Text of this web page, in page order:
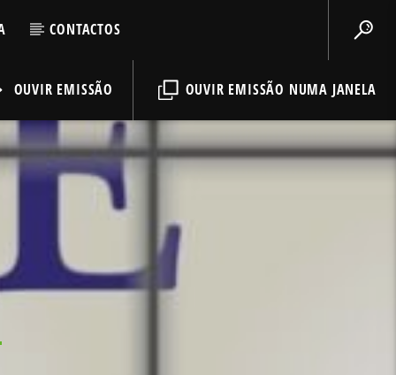
CONTACTOS
OUVIR EMISSÃO NUMA JANELA
OUVIR EMISSÃO